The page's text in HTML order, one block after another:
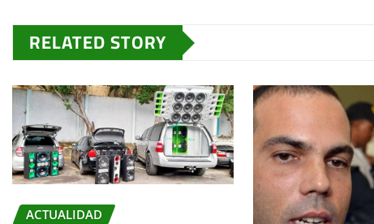
RELATED STORY
ACTUALIDAD